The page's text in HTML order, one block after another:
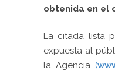
obtenida en el
La citada lista
expuesta al
la Agencia (